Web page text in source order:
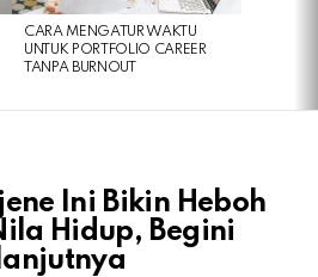
CARA MENGATUR WAKTU
UNTUK PORTFOLIO CAREER
TANPA BURNOUT
Ini Bikin Heboh
Hidup, Begini